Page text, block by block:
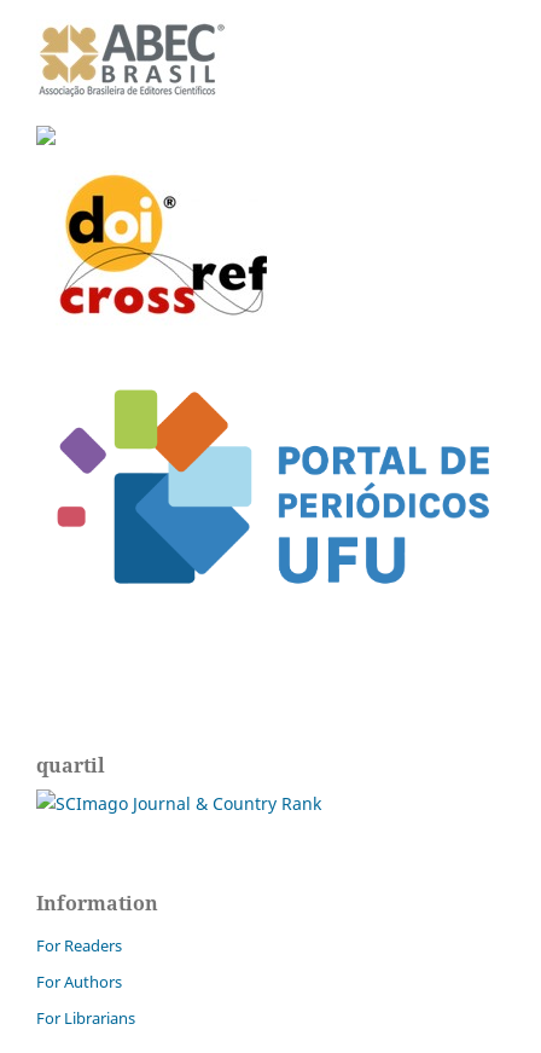
quartil
Information
For Readers
For Authors
For Librarians